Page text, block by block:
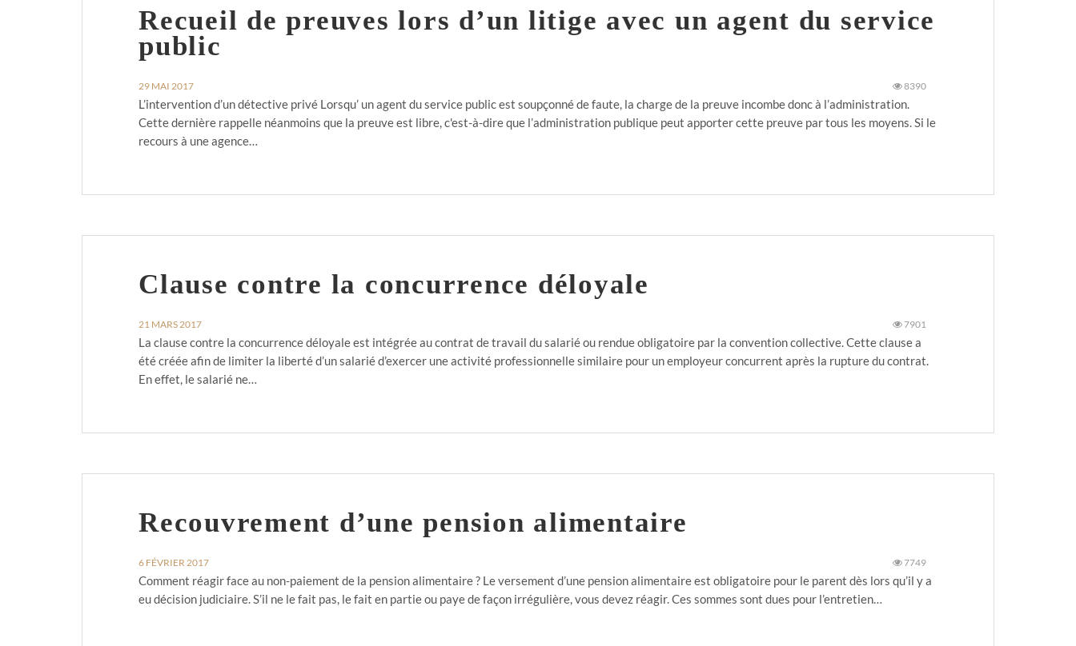
Recueil de preuves lors d’un litige avec un agent du service
public
29 MAI 2017 8390
L’intervention d’un détective privé Lorsqu’ un agent du service public est soupçonné de faute, la charge de la preuve incombe donc à l’administration.
Cette dernière rappelle néanmoins que la preuve est libre, c'est-à-dire que l’administration publique peut apporter cette preuve par tous les moyens. Si le
recours à une agence…
Clause contre la concurrence déloyale
21 MARS 2017 7901
La clause contre la concurrence déloyale est intégrée au contrat de travail du salarié ou rendue obligatoire par la convention collective. Cette clause a
été créée afin de limiter la liberté d’un salarié d’exercer une activité professionnelle similaire pour un employeur concurrent après la rupture du contrat.
En effet, le salarié ne…
Recouvrement d’une pension alimentaire
6 FÉVRIER 2017 7749
Comment réagir face au non-paiement de la pension alimentaire ? Le versement d’une pension alimentaire est obligatoire pour le parent dès lors qu’il y a
eu décision judiciaire. S’il ne le fait pas, le fait en partie ou paye de façon irrégulière, vous devez réagir. Ces sommes sont dues pour l’entretien…